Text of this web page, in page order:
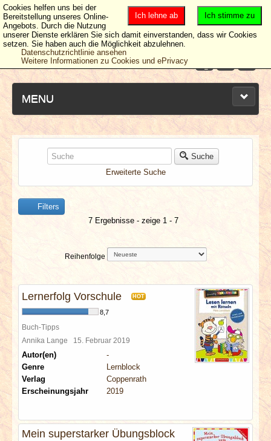
MENU
NEUESTE ARTIKEL
NEWS & DATES
BERICHTE
SPECIALS
REDAKTION
LINKS
Suche
Erweiterte Suche
Filters
7 Ergebnisse - zeige 1 - 7
Reihenfolge
Lernerfolg Vorschule HOT
8,7
Buch-Tipps
Annika Lange 15. Februar 2019
Autor(en)
-
Genre
Lernblock
Verlag
Coppenrath
Erscheinungsjahr
2019
Mein superstarker Übungsblock
Ich stimme zu
Ich lehne ab
Cookies helfen uns bei der
Bereitstellung unseres Online-
Angebots. Durch die Nutzung
unserer Dienste erklären Sie sich damit einverstanden, dass wir Cookies
setzen. Sie haben auch die Möglichkeit abzulehnen.
Datenschutzrichtlinie ansehen
Weitere Informationen zu Cookies und ePrivacy